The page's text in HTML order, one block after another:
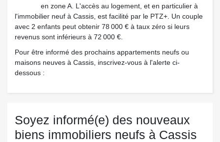
en zone A. L'accès au logement, et en particulier à
l'immobilier neuf à Cassis, est facilité par le PTZ+. Un couple
avec 2 enfants peut obtenir 78 000 € à taux zéro si leurs
revenus sont inférieurs à 72 000 €.
Pour être informé des prochains appartements neufs ou
maisons neuves à Cassis, inscrivez-vous à l'alerte ci-
dessous :
Soyez informé(e) des nouveaux
biens immobiliers neufs à Cassis